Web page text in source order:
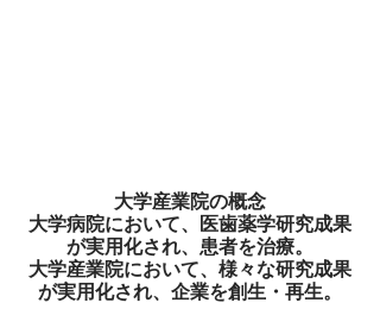
大学産業院の概念
大学病院において、医歯薬学研究成果
が実用化され、患者を治療。
大学産業院において、様々な研究成果
が実用化され、企業を創生・再生。